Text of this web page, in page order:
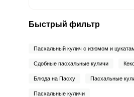
Быстрый фильтр
Пасхальный кулич с изюмом и
Сдобные пасхальные куличи
Блюда на Пасху Пасхальные
Пасхальные куличи